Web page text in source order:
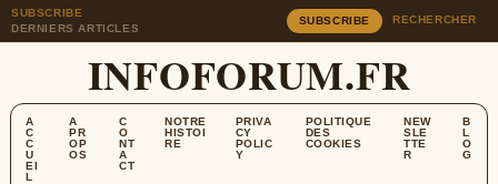
SUBSCRIBE
DERNIERS ARTICLES
SUBSCRIBE RECHERCHER
INFOFORUM.FR
A
C
C
U
EI
L
A
PR
OP
OS
C
O
NT
A
CT
NOTRE
HISTOI
RE
PRIVA
CY
POLIC
Y
POLITIQUE
DES
COOKIES
NEW
SLE
TTE
R
B
L
O
G